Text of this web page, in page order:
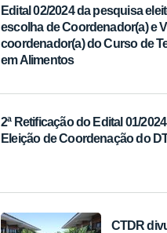
Edital 02/2024 da pesquisa
escolha de Coordenador(a) e
coordenador(a) do Curso de
em Alimentos
2ª Retificação do Edital 01/
Eleição de Coordenação do
CTDR